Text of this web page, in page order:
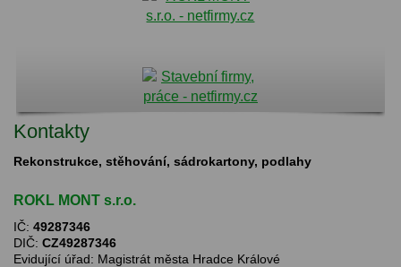
Kontakty
Rekonstrukce, stěhování, sádrokartony, podlahy
ROKL MONT s.r.o.
IČ: 49287346
DIČ: CZ49287346
Evidující úřad: Magistrát města Hradce Králové